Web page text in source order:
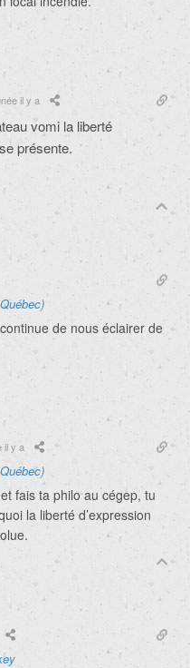
il y a
vomi la liberté
présente.
de nous éclairer de
il y a
fais ta philo au cégep, tu
la liberté d’expression